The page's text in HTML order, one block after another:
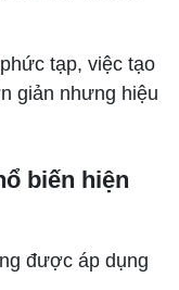
tạp, việc tạo
giản nhưng hiệu
biến hiện
được áp dụng